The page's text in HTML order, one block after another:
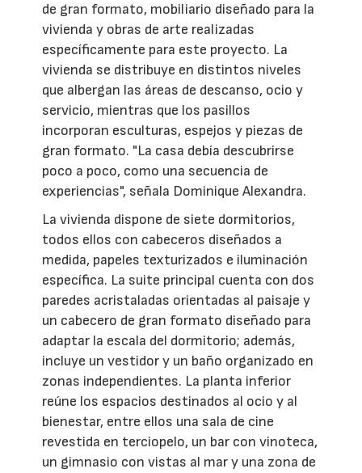
de gran formato, mobiliario diseñado para la
vivienda y obras de arte realizadas
específicamente para este proyecto. La
vivienda se distribuye en distintos niveles
que albergan las áreas de descanso, ocio y
servicio, mientras que los pasillos
incorporan esculturas, espejos y piezas de
gran formato. "La casa debía descubrirse
poco a poco, como una secuencia de
experiencias", señala Dominique Alexandra.
La vivienda dispone de siete dormitorios,
todos ellos con cabeceros diseñados a
medida, papeles texturizados e iluminación
específica. La suite principal cuenta con dos
paredes acristaladas orientadas al paisaje y
un cabecero de gran formato diseñado para
adaptar la escala del dormitorio; además,
incluye un vestidor y un baño organizado en
zonas independientes. La planta inferior
reúne los espacios destinados al ocio y al
bienestar, entre ellos una sala de cine
revestida en terciopelo, un bar con vinoteca,
un gimnasio con vistas al mar y una zona de